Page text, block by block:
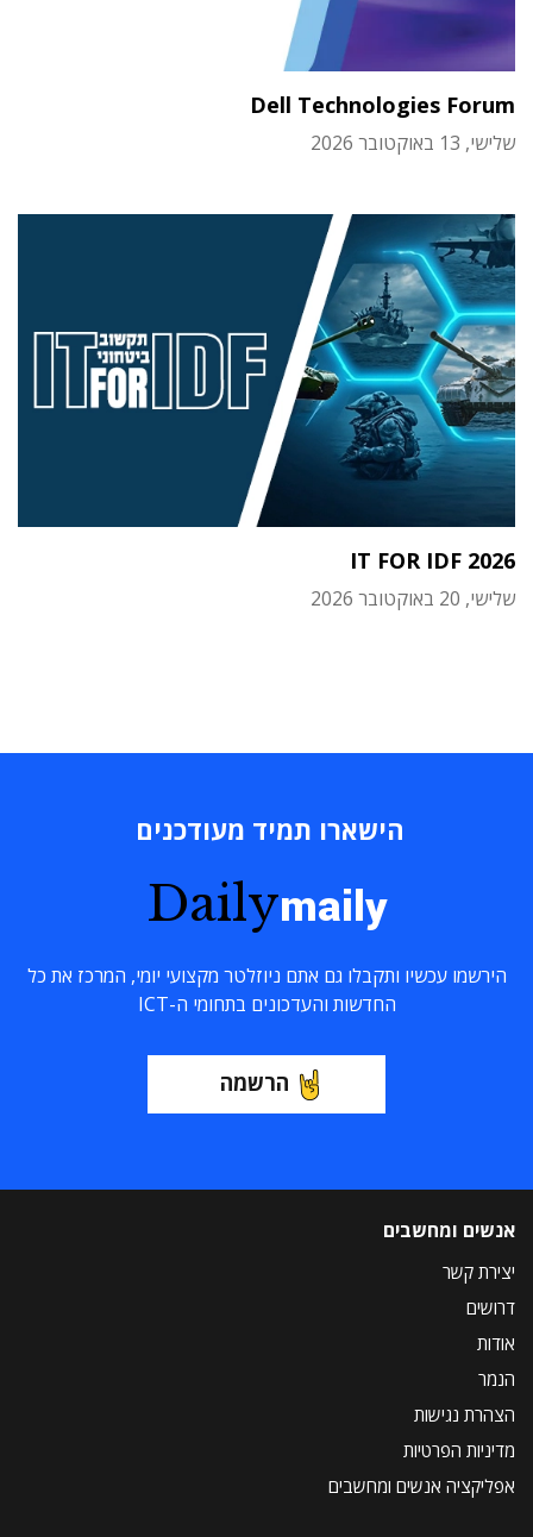
Dell Technologies Forum
שלישי, 13 באוקטובר 2026
IT FOR IDF 2026
שלישי, 20 באוקטובר 2026
הישארו תמיד מעודכנים
Dailymaily
הירשמו עכשיו ותקבלו גם אתם ניוזלטר מקצועי יומי, המרכז את כל
החדשות והעדכונים בתחומי ה-ICT
הרשמה
אנשים ומחשבים
יצירת קשר
דרושים
אודות
הנמר
הצהרת נגישות
מדיניות הפרטיות
אפליקציה אנשים ומחשבים